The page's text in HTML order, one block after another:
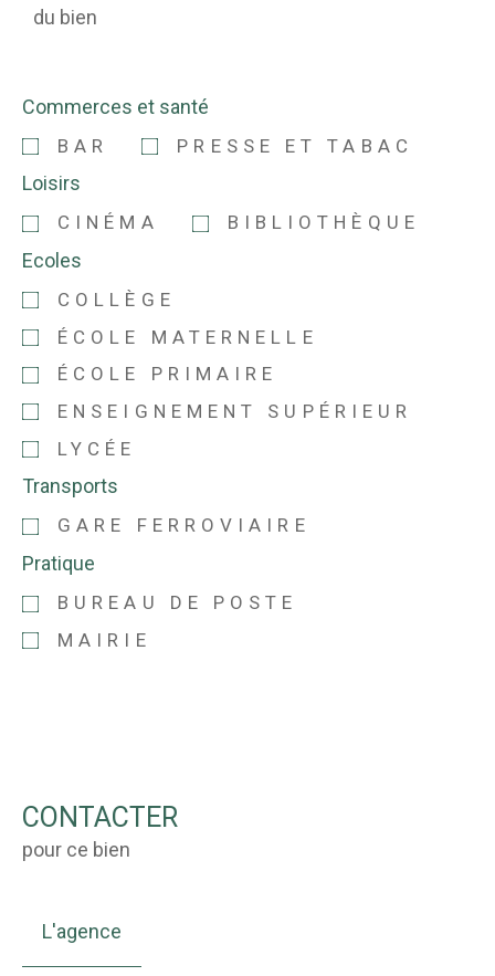
du bien
Commerces et santé
BAR PRESSE ET TABAC
Loisirs
CINÉMA BIBLIOTHÈQUE
Ecoles
COLLÈGE
ÉCOLE MATERNELLE
ÉCOLE PRIMAIRE
ENSEIGNEMENT SUPÉRIEUR
LYCÉE
Transports
GARE FERROVIAIRE
Pratique
BUREAU DE POSTE
MAIRIE
CONTACTER
pour ce bien
L'agence